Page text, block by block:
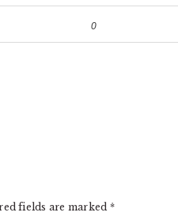
0
fields are marked *